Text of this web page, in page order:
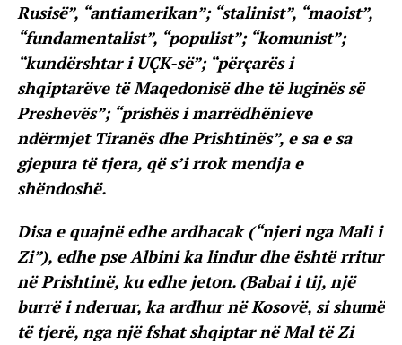
Rusisë”, “antiamerikan”; “stalinist”, “maoist”,
“fundamentalist”, “populist”; “komunist”;
“kundërshtar i UÇK-së”; “përçarës i
shqiptarëve të Maqedonisë dhe të luginës së
Preshevës”; “prishës i marrëdhënieve
ndërmjet Tiranës dhe Prishtinës”, e sa e sa
gjepura të tjera, që s’i rrok mendja e
shëndoshë.
Disa e quajnë edhe ardhacak (“njeri nga Mali i
Zi”), edhe pse Albini ka lindur dhe është rritur
në Prishtinë, ku edhe jeton. (Babai i tij, një
burrë i nderuar, ka ardhur në Kosovë, si shumë
të tjerë, nga një fshat shqiptar në Mal të Zi